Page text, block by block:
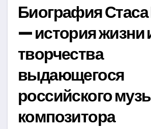
Биография
— история жизни
творчества
выдающегося
российского
композитора